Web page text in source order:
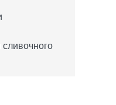
сливочного